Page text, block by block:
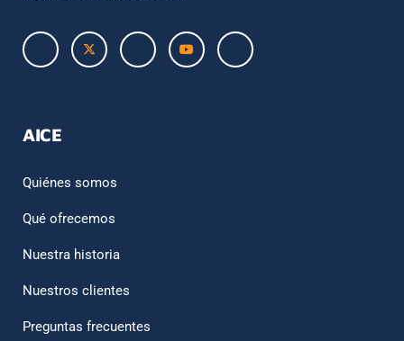
AICE
Quiénes somos
Qué ofrecemos
Nuestra historia
Nuestros clientes
Preguntas frecuentes